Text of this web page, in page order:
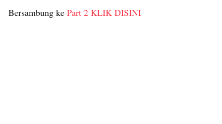
Bersambung ke Part 2 KLIK DISINI